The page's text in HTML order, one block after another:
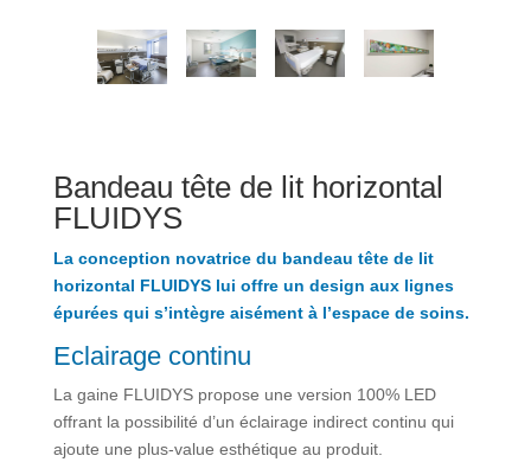
Bandeau tête de lit horizontal
FLUIDYS
La conception novatrice du bandeau tête de lit
horizontal FLUIDYS lui offre un design aux lignes
épurées qui s’intègre aisément à l’espace de soins.
Eclairage continu
La gaine FLUIDYS propose une version 100% LED
offrant la possibilité d’un éclairage indirect continu qui
ajoute une plus-value esthétique au produit.